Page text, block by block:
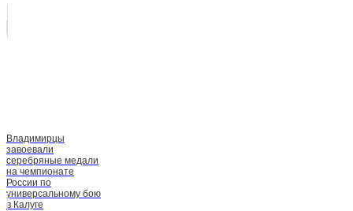
Владимирцы
завоевали
серебряные медали
на чемпионате
России по
универсальному бою
в Калуге